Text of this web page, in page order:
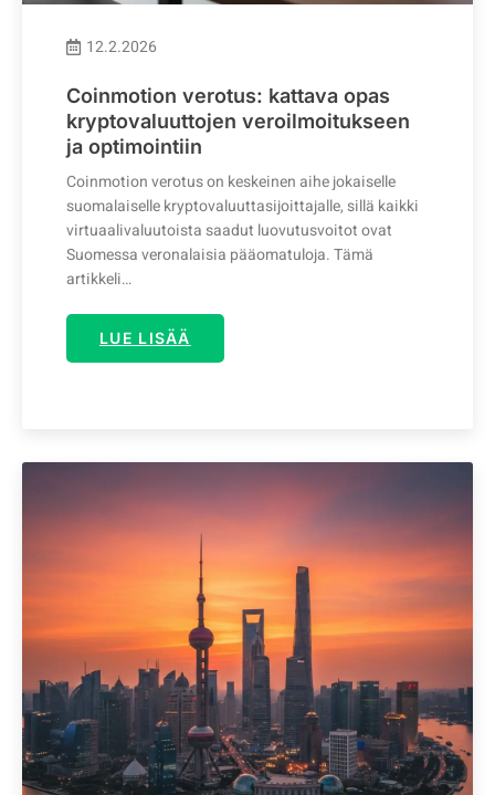
12.2.2026
Coinmotion verotus: kattava opas
kryptovaluuttojen veroilmoitukseen
ja optimointiin
Coinmotion verotus on keskeinen aihe jokaiselle
suomalaiselle kryptovaluuttasijoittajalle, sillä kaikki
virtuaalivaluutoista saadut luovutusvoitot ovat
Suomessa veronalaisia pääomatuloja. Tämä
artikkeli…
LUE LISÄÄ